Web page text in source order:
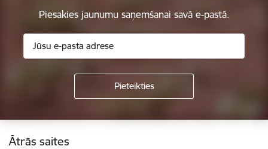
Piesakies jaunumu saņemšanai savā e-pastā.
Kājene
Ātrās saites